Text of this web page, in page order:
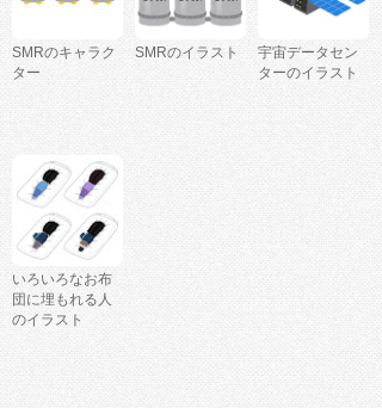
SMRのキャラク
ター
SMRのイラスト
宇宙データセン
ターのイラスト
いろいろなお布
団に埋もれる人
のイラスト